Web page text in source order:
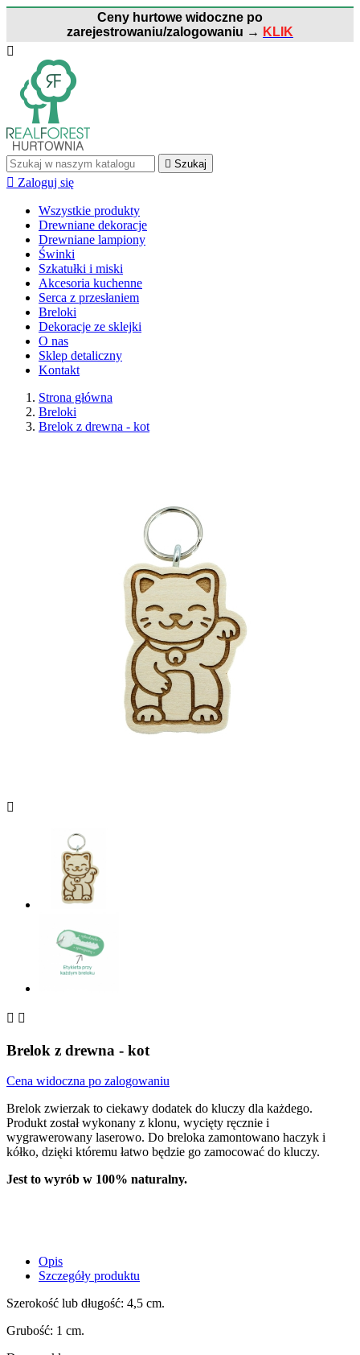
Ceny hurtowe widoczne po
zarejestrowaniu/zalogowaniu → KLIK

 Szukaj
 Zaloguj się
Wszystkie produkty
Drewniane dekoracje
Drewniane lampiony
Świnki
Szkatułki i miski
Akcesoria kuchenne
Serca z przesłaniem
Breloki
Dekoracje ze sklejki
O nas
Sklep detaliczny
Kontakt
Strona główna
Breloki
Brelok z drewna - kot

 
Brelok z drewna - kot
Cena widoczna po zalogowaniu
Brelok zwierzak to ciekawy dodatek do kluczy dla każdego.
Produkt został wykonany z klonu, wycięty ręcznie i
wygrawerowany laserowo. Do breloka zamontowano haczyk i
kółko, dzięki któremu łatwo będzie go zamocować do kluczy.
Jest to wyrób w 100% naturalny.
Opis
Szczegóły produktu
Szerokość lub długość: 4,5 cm.
Grubość: 1 cm.